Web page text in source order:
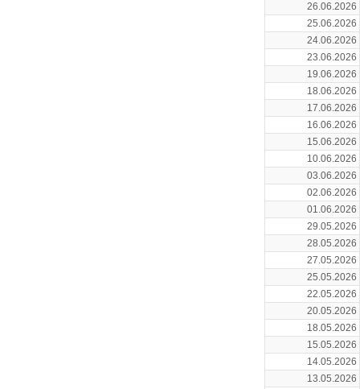
26.06.2026
25.06.2026
24.06.2026
23.06.2026
19.06.2026
18.06.2026
17.06.2026
16.06.2026
15.06.2026
10.06.2026
03.06.2026
02.06.2026
01.06.2026
29.05.2026
28.05.2026
27.05.2026
25.05.2026
22.05.2026
20.05.2026
18.05.2026
15.05.2026
14.05.2026
13.05.2026